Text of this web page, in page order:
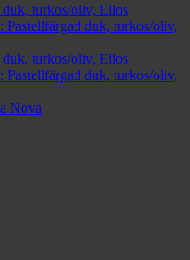
duk, turkos/oliv, Ellos
Pastellfärgad duk, turkos/oliv,
duk, turkos/oliv, Ellos
Pastellfärgad duk, turkos/oliv,
Nova